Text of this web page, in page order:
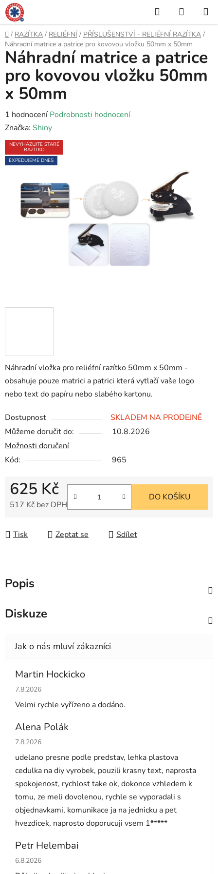
Přejít
na
obsah
Hledat
KOŠÍK
Domů
/ RAZÍTKA / RELIÉFNÍ / PŘÍSLUŠENSTVÍ - RELIÉFNÍ RAZÍTKA /
Náhradní matrice a patrice pro kovovou vložku 50mm x 50mm
Náhradní vložka pro reliéfní razítko 50mm x 50mm -
obsahuje pouze matrici a patrici která vytlačí vaše logo
nebo text do papíru nebo slabého kartonu.
Dostupnost
SKLADEM NA PRODEJNĚ
Můžeme doručit do:
10.8.2026
Možnosti doručení
Kód:
965
625 Kč
517 Kč bez DPH
DO KOŠÍKU
Tisk Zeptat se Sdílet
Náhradní matrice a patrice
pro kovovou vložku 50mm
x 50mm
Průměrné
hodnocení
produktu
je
5,0
hvězdiček.
1 hodnocení Podrobnosti hodnocení
Značka: Shiny
NEVYHAZUJTE STARÉ
RAZÍTKO
EXPEDUJEME DNES
Popis
Diskuze
Martin Hockicko
Hodnocení obchodu je 5 z 5 hvězdiček.
7.8.2026
Velmi rychle vyřízeno a dodáno.
Alena Polák
Hodnocení obchodu je 5 z 5 hvězdiček.
7.8.2026
udelano presne podle predstav, lehka plastova
cedulka na diy vyrobek, pouzili krasny text, naprosta
spokojenost, rychlost take ok, dokonce vzhledem k
tomu, ze meli dovolenou, rychle se vyporadali s
objednavkami, komunikace ja na jednicku a pet
hvezdicek, naprosto doporucuji vsem 1*****
Petr Helembai
Hodnocení obchodu je 5 z 5 hvězdiček.
6.8.2026